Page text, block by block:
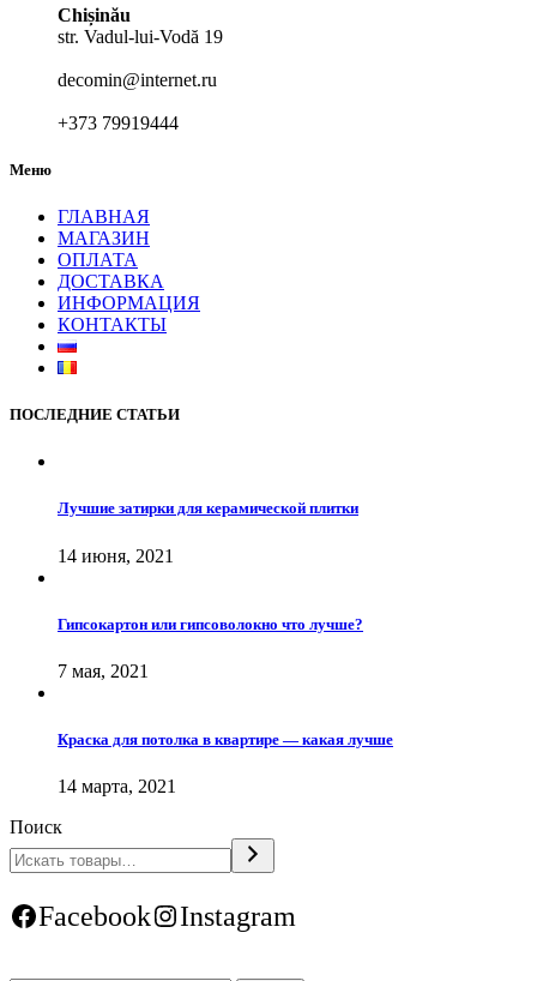
Chișinău
str. Vadul-lui-Vodă 19
decomin@internet.ru
+373 79919444
Меню
ГЛАВНАЯ
МАГАЗИН
ОПЛАТА
ДОСТАВКА
ИНФОРМАЦИЯ
КОНТАКТЫ
ПОСЛЕДНИЕ СТАТЬИ
Лучшие затирки для керамической плитки
14 июня, 2021
Гипсокартон или гипсоволокно что лучше?
7 мая, 2021
Краска для потолка в квартире — какая лучше
14 марта, 2021
Поиск
Facebook Instagram